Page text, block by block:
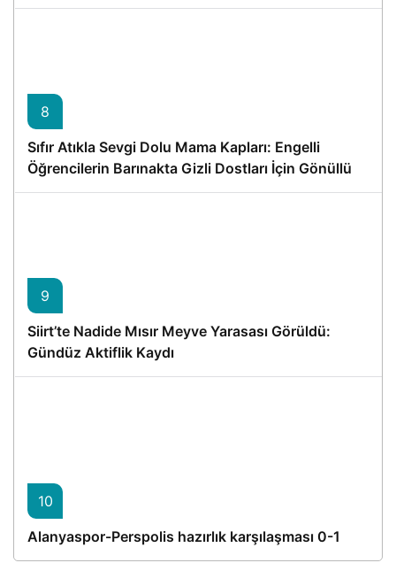
8
Sıfır Atıkla Sevgi Dolu Mama Kapları: Engelli
Öğrencilerin Barınakta Gizli Dostları İçin Gönüllü
Proje
9
Siirt’te Nadide Mısır Meyve Yarasası Görüldü:
Gündüz Aktiflik Kaydı
10
Alanyaspor-Perspolis hazırlık karşılaşması 0-1